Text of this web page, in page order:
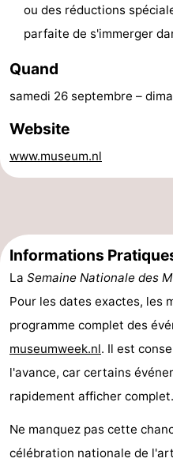
vue
Croisières
-
jeux
de
intérieures
Bowling
-
de
mini-
golf
de
bien-
être
Villages
&
villes
Nature
Visites
guidées
Sports
-
Piscines
-
ou des réductions
parfaite de s'immerger
Quand
samedi 26 septembre –
Website
www.museum.nl
Informations
La Semaine Nationale des
Pour les dates exactes, les
programme complet des
museumweek.nl. Il est
l'avance, car certains
rapidement afficher complet.
Ne manquez pas cette
célébration nationale de